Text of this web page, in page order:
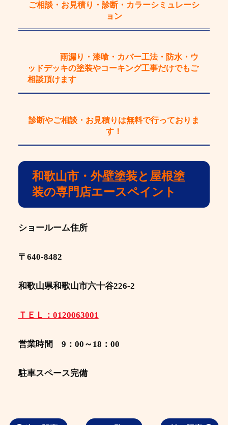
ご相談・お見積り・診断・カラーシミュレーシ
ョン
雨漏り・漆喰・カバー工法・防水・ウ
ッドデッキの塗装やコーキング工事だけでもご
相談頂けます
診断やご相談・お見積りは無料で行っておりま
す！
和歌山市・外壁塗装と屋根塗
装の専門店エースペイント
ショールーム住所
〒640-8482
和歌山県和歌山市六十谷226-2
ＴＥＬ：0120063001
営業時間 9：00～18：00
駐車スペース完備